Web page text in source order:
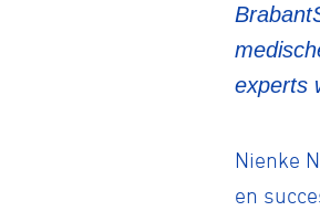
experts
Nienke
en